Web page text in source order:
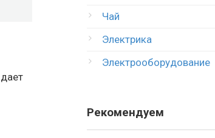
Чай
Электрика
Электрооборудование
Рекомендуем